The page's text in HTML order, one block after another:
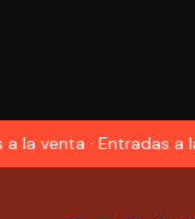
la venta · Entradas a